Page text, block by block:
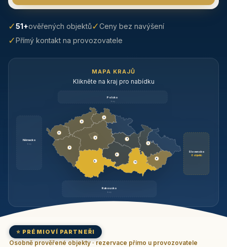
✓51+ověřených objektů✓Ceny bez navýšení
✓Přímý kontakt na provozovatele
MAPA KRAJŮ
Klikněte na kraj pro nabídku
Polsko
brzy
Německo
brzy
Slovensko
6 objektů
Rakousko
brzy
3
9
3
3
3
3
1
2
11
1
6
⭐ PRÉMIOVÍ PARTNEŘI
Osobně prověřené objekty · rezervace přímo u provozovatele